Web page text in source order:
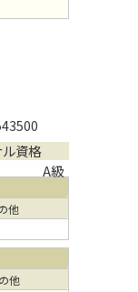
資格
A級
他
他